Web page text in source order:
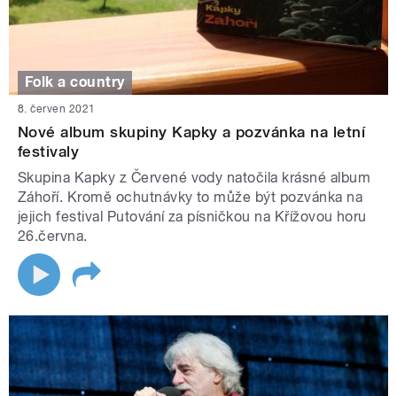
Folk a country
8. červen 2021
Nové album skupiny Kapky a pozvánka na letní
festivaly
Skupina Kapky z Červené vody natočila krásné album
Záhoří. Kromě ochutnávky to může být pozvánka na
jejich festival Putování za písničkou na Křížovou horu
26.června.